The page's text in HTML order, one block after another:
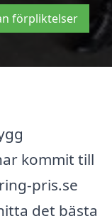
förpliktelser
kommit till
pris.se
det bästa